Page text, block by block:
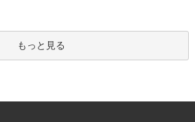
もっと見る